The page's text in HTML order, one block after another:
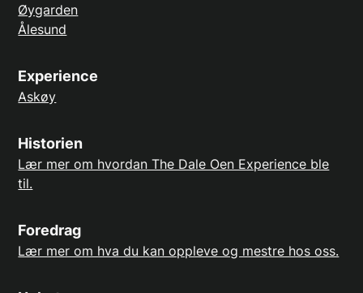
Øygarden
Ålesund
Experience
Askøy
Historien
Lær mer om hvordan The Dale Oen Experience ble
til.
Foredrag
Lær mer om hva du kan oppleve og mestre hos oss.